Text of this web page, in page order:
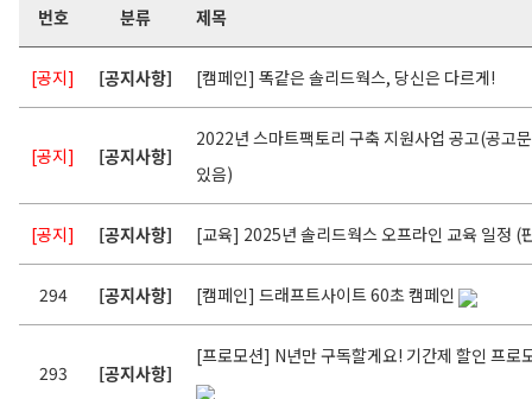
번호 분류 제목
[공지] [공지사항] [캠페인] 똑같은 솔리드웍스, 당신은 다르게!
[공지] [공지사항]
2022년 스마트팩토리 구축 지원사업 공고(공고
있음)
[공지] [공지사항] [교육] 2025년 솔리드웍스 오프라인 교육 일정 (
294 [공지사항] [캠페인] 드래프트사이트 60초 캠페인
293 [공지사항]
[프로모션] N년만 구독할게요! 기간제 할인 프로